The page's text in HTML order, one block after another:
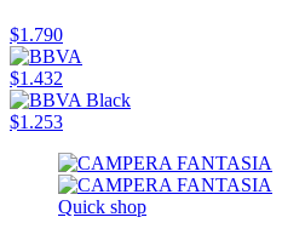
$1.790
$1.432
$1.253
Quick shop